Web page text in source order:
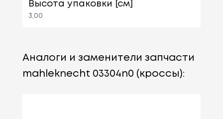
Высота упаковки [см]
3,00
Аналоги и заменители запчасти
mahleknecht 03304n0 (кроссы):